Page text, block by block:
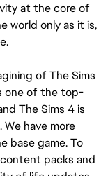
at the core of
world only as it is,
of The Sims
one of the top-
The Sims 4 is
have more
base game. To
packs and